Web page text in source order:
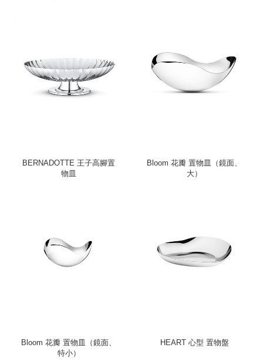
BERNADOTTE 王子高腳置
物皿
Bloom 花瓣 置物皿（鏡面、
大）
Bloom 花瓣 置物皿（鏡面、
特小）
HEART 心型 置物盤